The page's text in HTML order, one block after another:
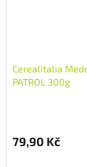
Cerealitalia
PATROL 300g
79,90 Kč